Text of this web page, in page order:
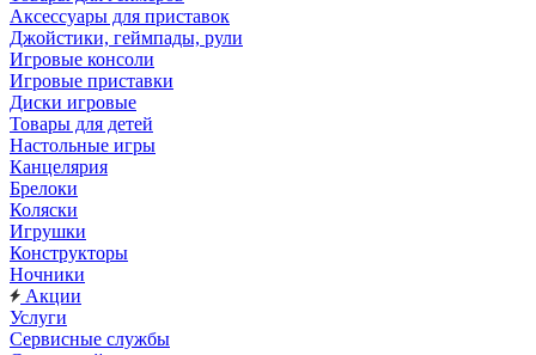
Аксессуары для приставок
Джойстики, геймпады, рули
Игровые консоли
Игровые приставки
Диски игровые
Товары для детей
Настольные игры
Канцелярия
Брелоки
Коляски
Игрушки
Конструкторы
Ночники
Акции
Услуги
Сервисные службы